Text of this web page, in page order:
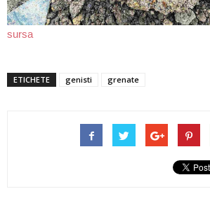
sursa
ETICHETE genisti grenate